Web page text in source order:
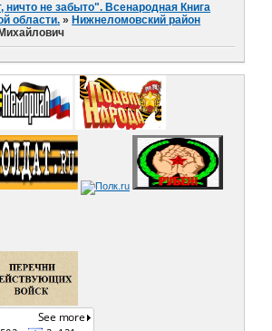
ничто не забыто". Всенародная Книга
области. » Нижнеломовский район